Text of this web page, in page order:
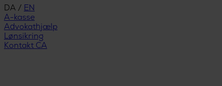
DA / EN
A-kasse
Advokathjælp
Lønsikring
Kontakt CA